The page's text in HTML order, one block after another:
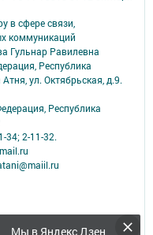
Мы в Яндекс Дзен
в сфере связи,
коммуникаций
Гульнар Равилевна
Республика
ул. Октябрьская, д.9.
Республика
34; 2-11-32.
персонализации сервисов и